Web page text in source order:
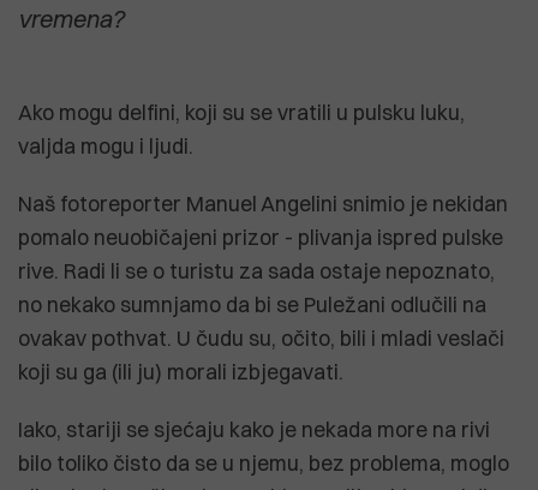
vremena?
Ako mogu delfini, koji su se vratili u pulsku luku,
valjda mogu i ljudi.
Naš fotoreporter Manuel Angelini snimio je nekidan
pomalo neuobičajeni prizor - plivanja ispred pulske
rive. Radi li se o turistu za sada ostaje nepoznato,
no nekako sumnjamo da bi se Puležani odlučili na
ovakav pothvat. U čudu su, očito, bili i mladi veslači
koji su ga (ili ju) morali izbjegavati.
Iako, stariji se sjećaju kako je nekada more na rivi
bilo toliko čisto da se u njemu, bez problema, moglo